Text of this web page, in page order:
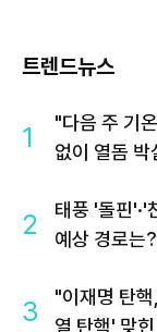
트렌드뉴스
1
"다음 주 기
없이 열돔
2
태풍 '돌핀'·'
예상 경로는?
3
"이재명 탄
열 탄핵' 맞